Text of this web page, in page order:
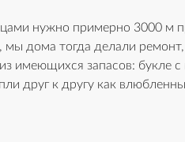
нужно примерно 3000 м
мы дома тогда делали
имеющихся запасов: букле
друг к другу как